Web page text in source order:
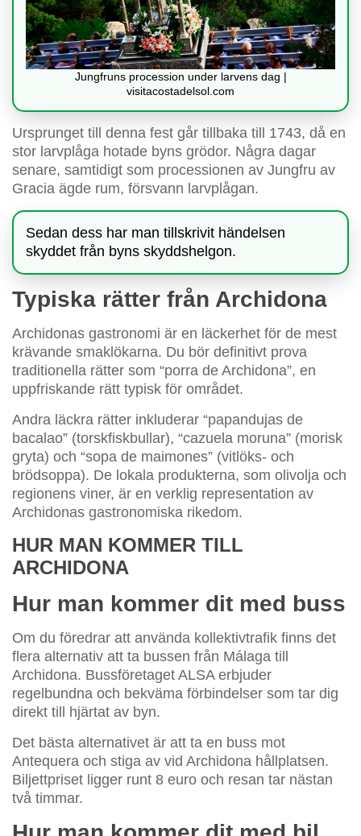
Jungfruns procession under larvens dag |
visitacostadelsol.com
Ursprunget till denna fest går tillbaka till 1743, då en
stor larvplåga hotade byns grödor. Några dagar
senare, samtidigt som processionen av Jungfru av
Gracia ägde rum, försvann larvplågan.
Sedan dess har man tillskrivit händelsen
skyddet från byns skyddshelgon.
Typiska rätter från Archidona
Archidonas gastronomi är en läckerhet för de mest
krävande smaklökarna. Du bör definitivt prova
traditionella rätter som “porra de Archidona”, en
uppfriskande rätt typisk för området.
Andra läckra rätter inkluderar “papandujas de
bacalao” (torskfiskbullar), “cazuela moruna” (morisk
gryta) och “sopa de maimones” (vitlöks- och
brödsoppa). De lokala produkterna, som olivolja och
regionens viner, är en verklig representation av
Archidonas gastronomiska rikedom.
HUR MAN KOMMER TILL
ARCHIDONA
Hur man kommer dit med buss
Om du föredrar att använda kollektivtrafik finns det
flera alternativ att ta bussen från Málaga till
Archidona. Bussföretaget ALSA erbjuder
regelbundna och bekväma förbindelser som tar dig
direkt till hjärtat av byn.
Det bästa alternativet är att ta en buss mot
Antequera och stiga av vid Archidona hållplatsen.
Biljettpriset ligger runt 8 euro och resan tar nästan
två timmar.